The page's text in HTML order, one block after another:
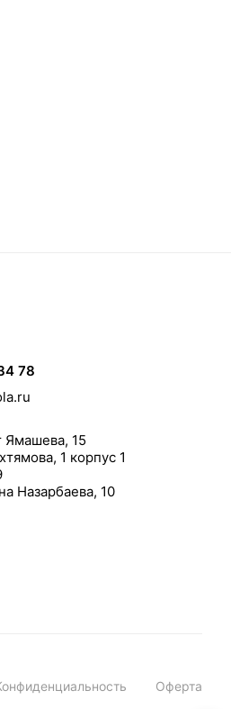
78
Ямашева, 15
1 корпус 1
Назарбаева, 10
Оферта